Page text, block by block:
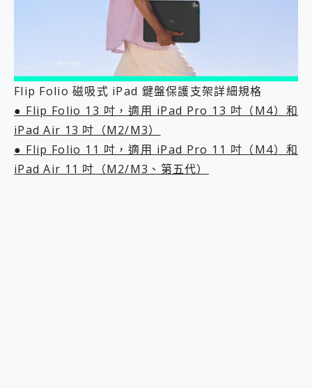
Flip Folio 磁吸式 iPad 鍵盤保護支架詳細規格
● Flip Folio 13 吋，適用 iPad Pro 13 吋（M4）和
iPad Air 13 吋（M2/M3）
● Flip Folio 11 吋，適用 iPad Pro 11 吋（M4）和
iPad Air 11 吋（M2/M3、第五代）